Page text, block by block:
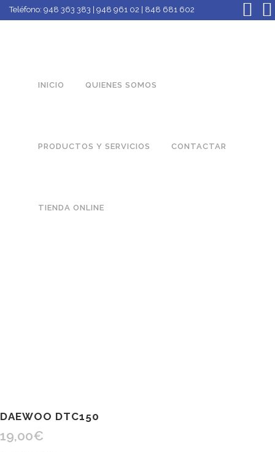
Teléfono: 948 363 383 | 948 961 02 | 848 681 602
INICIO QUIENES SOMOS
PRODUCTOS Y SERVICIOS CONTACTAR
TIENDA ONLINE
DAEWOO DTC150
19,00€